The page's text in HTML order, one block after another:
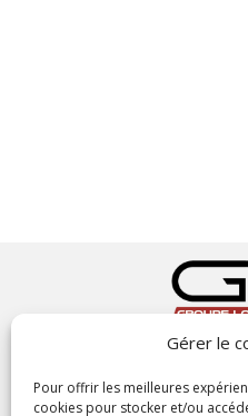
Gérer le
Pour offrir les meilleures
cookies pour stocker et/ou